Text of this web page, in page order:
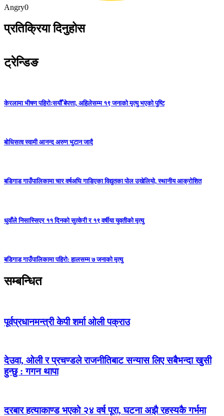
Angry0
प्रतिक्रिया दिनुहोस
ट्रेन्डिङ
केरलामा भीषण पहिरोःसयौँ बेपत्ता, अहिलेसम्म १९ जनाको मृत्यु भएको पुष्टि
बोधिसत्व स्वामी आनन्द अरुण भुटान जादै
बडिगाड गाउँपालिकामा चार वर्षअघि गाडिएका विद्युतका पोल उखेलियो, स्थानीय आक्रोशित
धुवाँले निसास्सिएर ११ दिनको सुत्केरी र १९ वर्षीया युवतीको मृत्यु
बडिगाड गाउँपालिकामा पहिरो: हालसम्म ७ जनाको मृत्यु
सम्बन्धित
पूर्वप्रधानमन्त्री केपी शर्मा ओली पक्राउ
देउवा, ओली र प्रचण्डले राजनीतिबाट सन्यास लिए सबैभन्दा खुसी
हुन्छु : गगन थापा
दरबार हत्याकाण्ड भएको २४ वर्ष पूरा, घटना अझै रहस्यकै गर्भमा